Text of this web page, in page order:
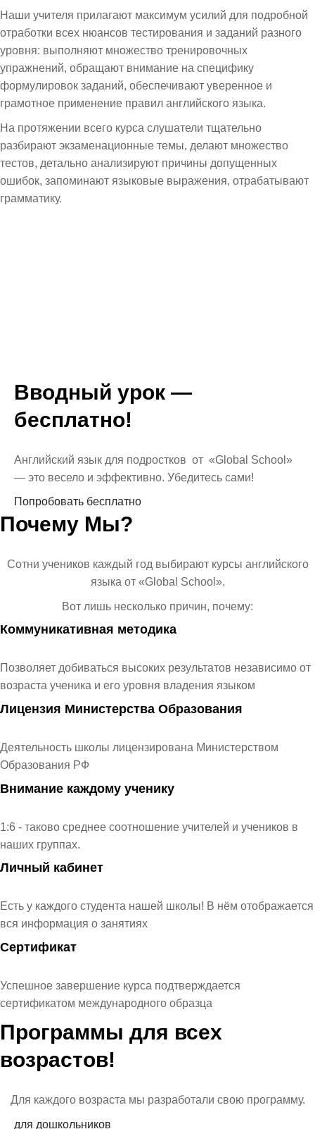
Наши учителя прилагают максимум усилий для подробной
отработки всех нюансов тестирования и заданий разного
уровня: выполняют множество тренировочных
упражнений, обращают внимание на специфику
формулировок заданий, обеспечивают уверенное и
грамотное применение правил английского языка.
На протяжении всего курса слушатели тщательно
разбирают экзаменационные темы, делают множество
тестов, детально анализируют причины допущенных
ошибок, запоминают языковые выражения, отрабатывают
грамматику.
Вводный урок —
бесплатно!
Английский язык для подростков от «Global School»
— это весело и эффективно. Убедитесь сами!
Попробовать бесплатно
Почему Мы?
Сотни учеников каждый год выбирают курсы английского
языка от «Global School».
Вот лишь несколько причин, почему:
Коммуникативная методика
Позволяет добиваться высоких результатов независимо от
возраста ученика и его уровня владения языком
Лицензия Министерства Образования
Деятельность школы лицензирована Министерством
Образования РФ
Внимание каждому ученику
1:6 - ​таково среднее соотношение учителей и учеников в
наших группах.
Личный кабинет
Есть у каждого студента нашей школы! В нём отображается
вся информация о занятиях
Сертификат
Успешное завершение курса подтверждается
сертификатом международного образца
Программы для всех
возрастов!
Для каждого возраста мы разработали свою программу.
для дошкольников